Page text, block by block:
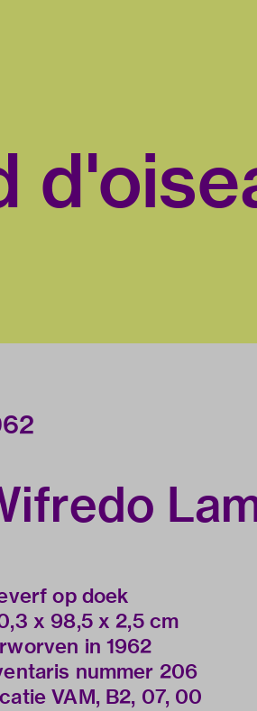
op doek
x 98,5 x 2,5 cm
in 1962
nummer 206
VAM, B2, 07, 00